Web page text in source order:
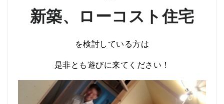
新築、ローコスト住宅
を検討している方は
是非とも遊びに来てください！